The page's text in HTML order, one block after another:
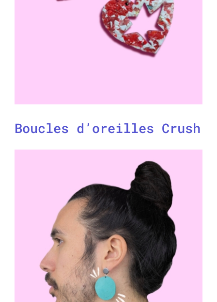
Boucles d’oreilles Crush